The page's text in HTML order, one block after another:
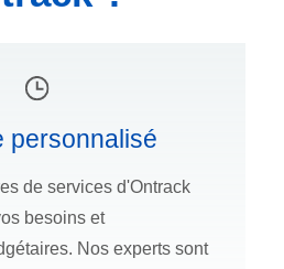
personnalisé
de services d'Ontrack
besoins et
Nos experts sont